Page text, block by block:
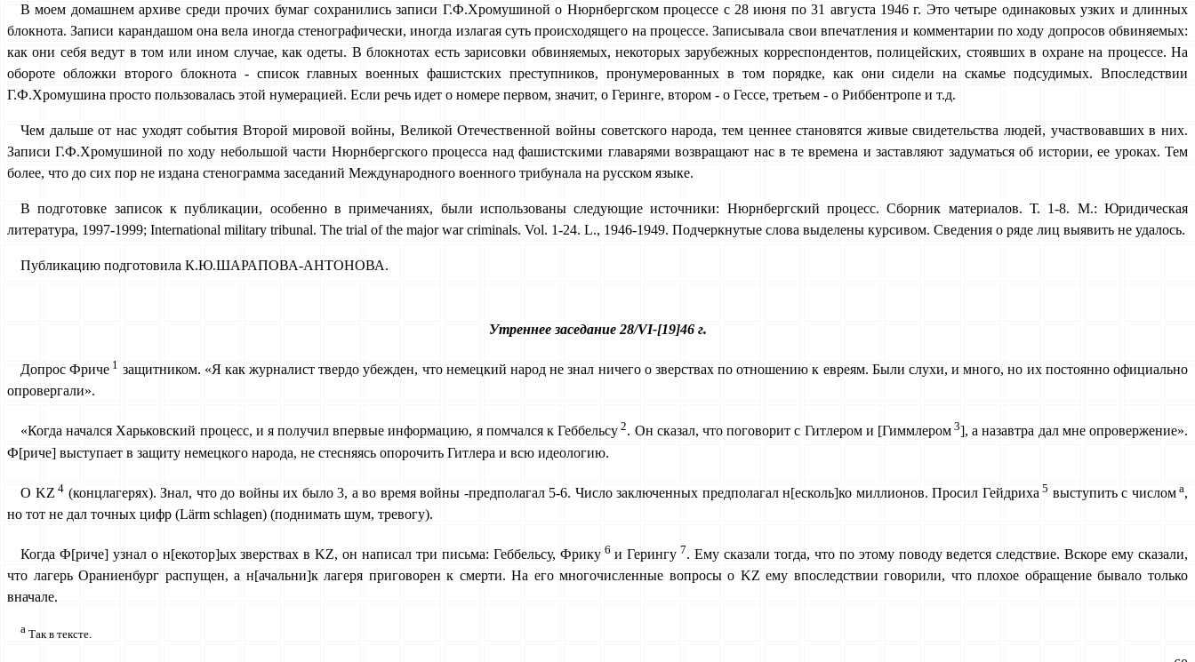
В моем домашнем архиве среди прочих бумаг сохранились записи Г.Ф.Хромушиной о Нюрнбергском процессе с 28 июня по 31 августа 1946 г. Это четыре одинаковых узких и длинных
блокнота. Записи карандашом она вела иногда стенографически, иногда излагая суть происходящего на процессе. Записывала свои впечатления и комментарии по ходу допросов обвиняемых:
как они себя ведут в том или ином случае, как одеты. В блокнотах есть зарисовки обвиняемых, некоторых зарубежных корреспондентов, полицейских, стоявших в охране на процессе. На
обороте обложки второго блокнота - список главных военных фашистских преступников, пронумерованных в том порядке, как они сидели на скамье подсудимых. Впоследствии
Г.Ф.Хромушина просто пользовалась этой нумерацией. Если речь идет о номере первом, значит, о Геринге, втором - о Гессе, третьем - о Риббентропе и т.д.
Чем дальше от нас уходят события Второй мировой войны, Великой Отечест­венной войны советского народа, тем ценнее становятся живые свидетельства людей, участвовавших в них.
Записи Г.Ф.Хромушиной по ходу небольшой части Нюрнбергского процесса над фашистскими главарями возвращают нас в те времена и заставляют задуматься об истории, ее уроках. Тем
более, что до сих пор не издана стенограмма заседаний Международного военного трибунала на русском языке.
В подготовке записок к публикации, особенно в примечаниях, были использованы следующие источники: Нюрнбергский процесс. Сборник материалов. Т. 1-8. М.: Юридическая
литература, 1997-1999; International military tribunal. The trial of the major war criminals. Vol. 1-24. L., 1946-1949. Подчеркнутые слова выделены кур­сивом. Сведения о ряде лиц выявить не удалось.
Публикацию подготовила К.Ю.ШАРАПОВА-АНТОНОВА.
Утреннее заседание 28/VI-[19]46 г.
Допрос Фриче 1 защитником. «Я как журналист твердо убежден, что немецкий народ не знал ничего о зверствах по отношению к евреям. Были слухи, и много, но их постоянно официально
опровергали».
«Когда начался Харьковский процесс, и я получил впервые информацию, я помчался к Геббельсу 2. Он сказал, что поговорит с Гитлером и [Гиммлером3], а назавтра дал мне опровержение».
Ф[риче] выступает в защиту немецкого на­рода, не стесняясь опорочить Гитлера и всю идеологию.
О KZ 4 (концлагерях). Знал, что до войны их было 3, а во время войны -предполагал 5-6. Число заключенных предполагал н[есколь]ко миллионов. Просил Гейдриха 5 выступить с числомa,
но тот не дал точных цифр (Lärm schlagen) (поднимать шум, тревогу).
Когда Ф[риче] узнал о н[екотор]ых зверствах в KZ, он написал три письма: Геббельсу, Фрику6 и Герингу 7. Ему сказали тогда, что по этому поводу ведется следствие. Вскоре ему сказали,
что лагерь Ораниенбург распущен, а н[ачальни]к лагеря приговорен к смерти. На его многочисленные вопросы о KZ ему впоследствии говорили, что плохое обращение бывало только
вначале.
а Так в тексте.